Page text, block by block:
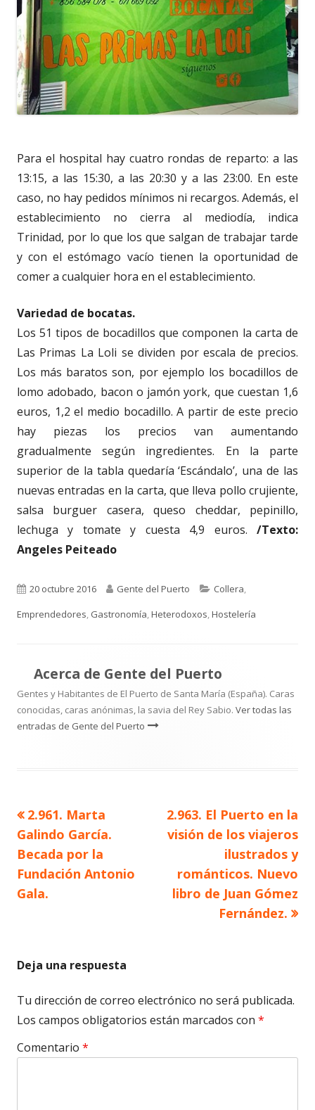
Para el hospital hay cuatro rondas de reparto: a las
13:15, a las 15:30, a las 20:30 y a las 23:00. En este
caso, no hay pedidos mínimos ni recargos. Además, el
establecimiento no cierra al mediodía, indica
Trinidad, por lo que los que salgan de trabajar tarde
y con el estómago vacío tienen la oportunidad de
comer a cualquier hora en el establecimiento.
Variedad de bocatas.
Los 51 tipos de bocadillos que componen la carta de
Las Primas La Loli se dividen por escala de precios.
Los más baratos son, por ejemplo los bocadillos de
lomo adobado, bacon o jamón york, que cuestan 1,6
euros, 1,2 el medio bocadillo. A partir de este precio
hay piezas los precios van aumentando
gradualmente según ingredientes. En la parte
superior de la tabla quedaría ‘Escándalo’, una de las
nuevas entradas en la carta, que lleva pollo crujiente,
salsa burguer casera, queso cheddar, pepinillo,
lechuga y tomate y cuesta 4,9 euros. /Texto:
Angeles Peiteado
Publicado
el
20 octubre 2016 Autor
Gente del Puerto Categorías
Collera,
Emprendedores, Gastronomía,Heterodoxos,Hostelería
Acerca de Gente del Puerto
Gentes y Habitantes de El Puerto de Santa María (España). Caras
conocidas, caras anónimas, la savia del Rey Sabio. Ver todas las
entradas de Gente del Puerto
Navegación
de
entradas
Artículo
anterior
2.961. Marta
Galindo García.
Becada por la
Fundación Antonio
Gala.
Artículo
siguiente
2.963. El Puerto en la
visión de los viajeros
ilustrados y
románticos. Nuevo
libro de Juan Gómez
Fernández.
Deja una respuesta
Tu dirección de correo electrónico no será publicada.
Los campos obligatorios están marcados con *
Comentario *